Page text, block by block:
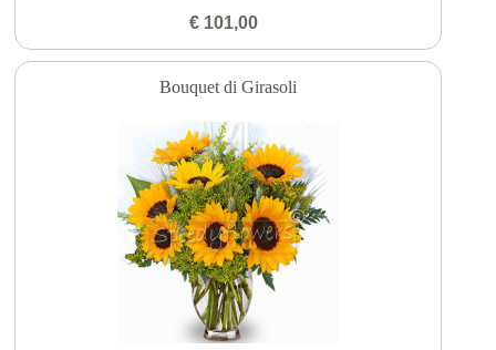
€ 101,00
Bouquet di Girasoli